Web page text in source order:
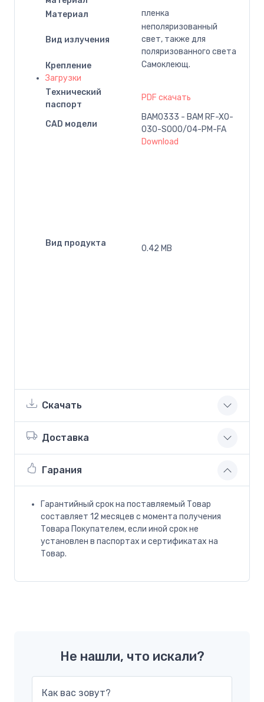
Материал пленка
Вид излучения
неполяризованный
свет, также для
поляризованного света
Крепление
Самоклеющ.
Загрузки
Технический
паспорт
PDF скачать
CAD модели
BAM0333 - BAM RF-XO-
030-S000/04-PM-FA
Вид продукта
Download
0.42 MB
Скачать
Доставка
Гарания
Гарантийный срок на поставляемый Товар
составляет 12 месяцев с момента получения
Товара Покупателем, если иной срок не
установлен в паспортах и сертификатах на
Товар.
Не нашли, что искали?
Как вас зовут?